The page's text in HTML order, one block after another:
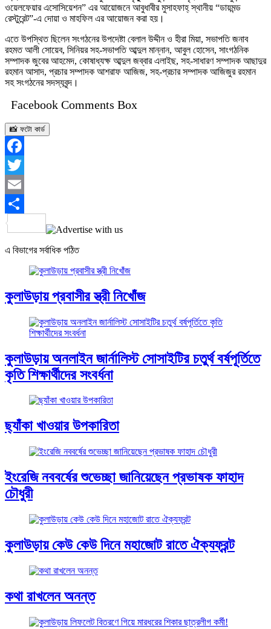
ওয়েলফেয়ার এসোসিয়েশন” এর আয়োজনে আবুধাবীর মুসাহফাহ্ স্থানীয় “ডায়মন্ড
রেস্টুরেন্ট”-এ দোয়া ও মাহফিল এর আয়োজন করা হয়।
এতে উপস্থিত ছিলেন সংগঠনের উপদেষ্টা বেলাল উদ্দীন ও হীরা মিয়া, সভাপতি জনাব
রহমত আলী সোয়েব, সিনিয়র সহ-সভাপতি আব্দুল মান্নান, আবুল হোসেন, সাংগঠনিক
সম্পাদক জুবের আহমেদ, কোষাধ্যক্ষ আব্দুল জব্বার এলাইছ, সহ-সাধারণ সম্পাদক আছাদুর
রহমান আসাদ, প্রচার সম্পাদক আশরাফ আজিজ, সহ-প্রচার সম্পাদক আজিজুর রহমান
সহ সংগঠনের সদস্যবৃন্দ।
Facebook Comments Box
📸 ফটো কার্ড
Facebook
Twitter
Email
Share
এ বিভাগের সর্বাধিক পঠিত
কুলাউড়ায় প্রবাসীর স্ত্রী নিখোঁজ
কুলাউড়ায় অনলাইন জার্নালিস্ট সোসাইটির চতুর্থ বর্ষপূর্তিতে
কৃতি শিক্ষার্থীদের সংবর্ধনা
ছ্যাঁকা খাওয়ার উপকারিতা
ইংরেজি নববর্ষের শুভেচ্ছা জানিয়েছেন প্রভাষক ফাহাদ
চৌধুরী
কুলাউড়ায় কেউ কেউ দিনে মহাজোট রাতে ঐক্যফ্রন্ট
কথা রাখলেন অনন্ত